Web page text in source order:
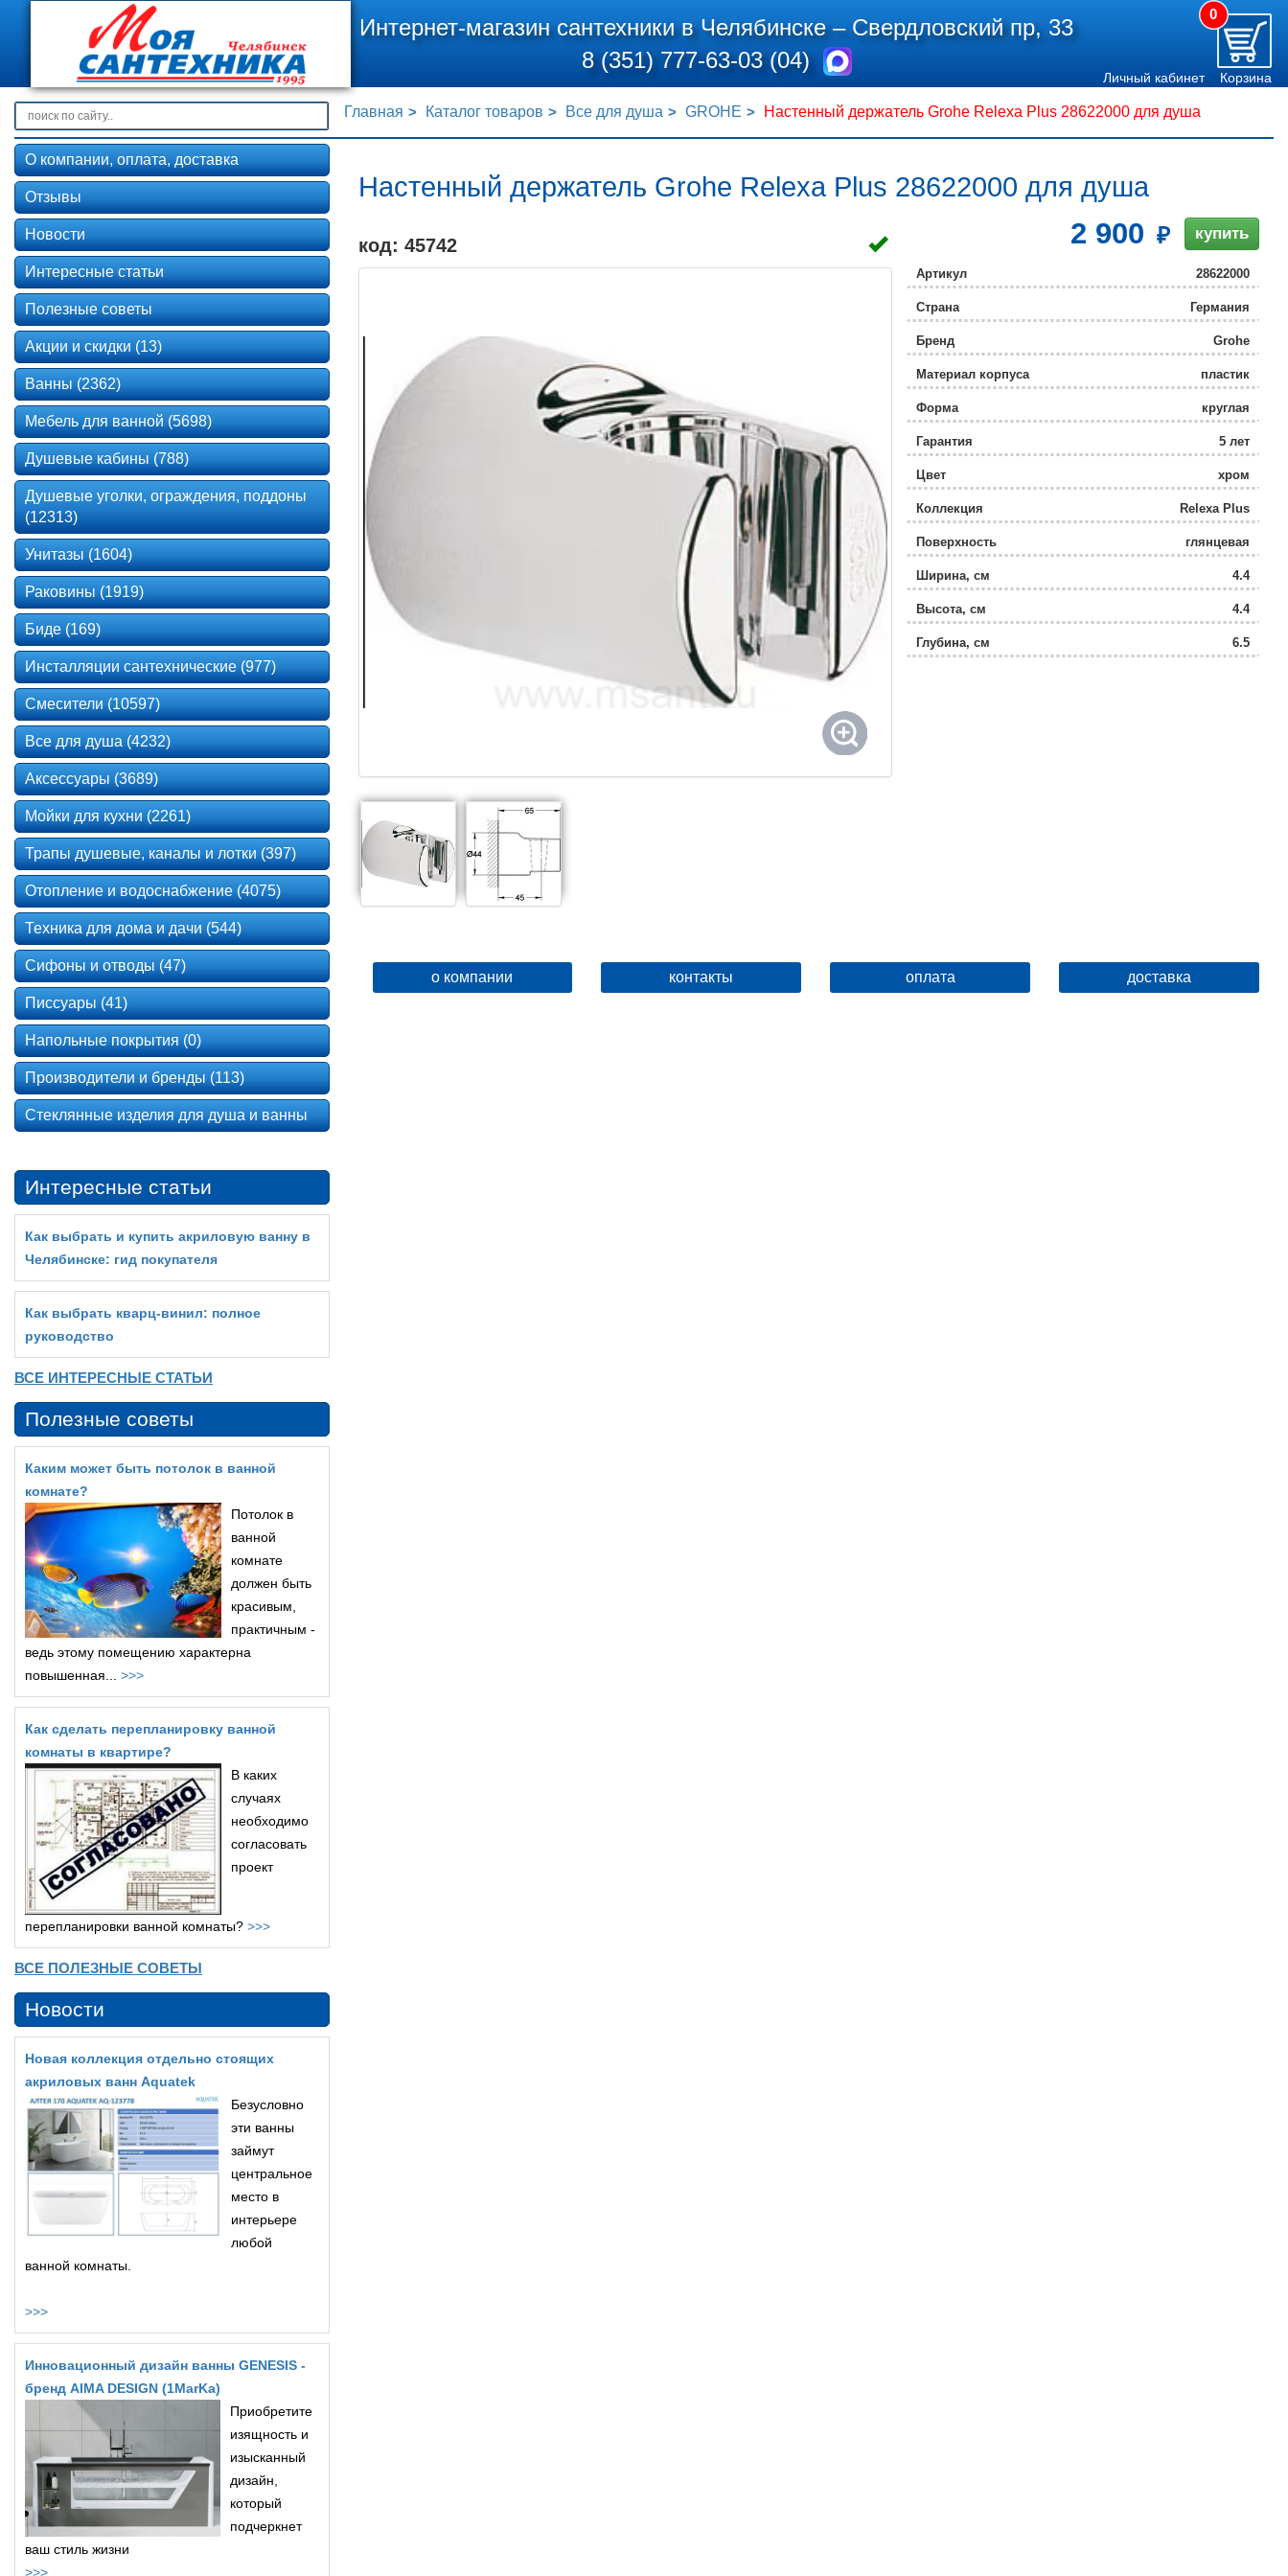
Интернет-магазин сантехники в Челябинске –Свердловский пр, 33
8 (351) 777-63-03 (04)
0
Личный кабинет Корзина
Главная Каталог товаров Все для душа GROHE Настенный держатель Grohe Relexa Plus 28622000 для душа
Настенный держатель Grohe Relexa Plus 28622000 для душа
код: 45742 2 900 купить
Артикул 28622000
Страна Германия
Бренд Grohe
Материал корпуса пластик
Форма круглая
Гарантия 5 лет
Цвет хром
Коллекция Relexa Plus
Поверхность глянцевая
Ширина, см 4.4
Высота, см 4.4
Глубина, см 6.5
о компании контакты оплата доставка
О компании, оплата, доставка
Отзывы
Новости
Интересные статьи
Полезные советы
Акции и скидки (13)
Ванны (2362)
Мебель для ванной (5698)
Душевые кабины (788)
Душевые уголки, ограждения, поддоны
(12313)
Унитазы (1604)
Раковины (1919)
Биде (169)
Инсталляции сантехнические (977)
Смесители (10597)
Все для душа (4232)
Аксессуары (3689)
Мойки для кухни (2261)
Трапы душевые, каналы и лотки (397)
Отопление и водоснабжение (4075)
Техника для дома и дачи (544)
Сифоны и отводы (47)
Писсуары (41)
Напольные покрытия (0)
Производители и бренды (113)
Стеклянные изделия для душа и ванны
Интересные статьи
Как выбрать и купить акриловую ванну в
Челябинске: гид покупателя
Как выбрать кварц‑винил: полное
руководство
ВСЕ ИНТЕРЕСНЫЕ СТАТЬИ
Полезные советы
Каким может быть потолок в ванной
комнате?
Потолок в
ванной
комнате
должен быть
красивым,
практичным -
ведь этому помещению характерна
повышенная... >>>
Как сделать перепланировку ванной
комнаты в квартире?
В каких
случаях
необходимо
согласовать
проект
перепланировки ванной комнаты? >>>
ВСЕ ПОЛЕЗНЫЕ СОВЕТЫ
Новости
Новая коллекция отдельно стоящих
акриловых ванн Aquatek
Безусловно
эти ванны
займут
центральное
место в
интерьере
любой
ванной комнаты.
>>>
Инновационный дизайн ванны GENESIS -
бренд AIMA DESIGN (1MarKa)
Приобретите
изящность и
изысканный
дизайн,
который
подчеркнет
ваш стиль жизни
>>>